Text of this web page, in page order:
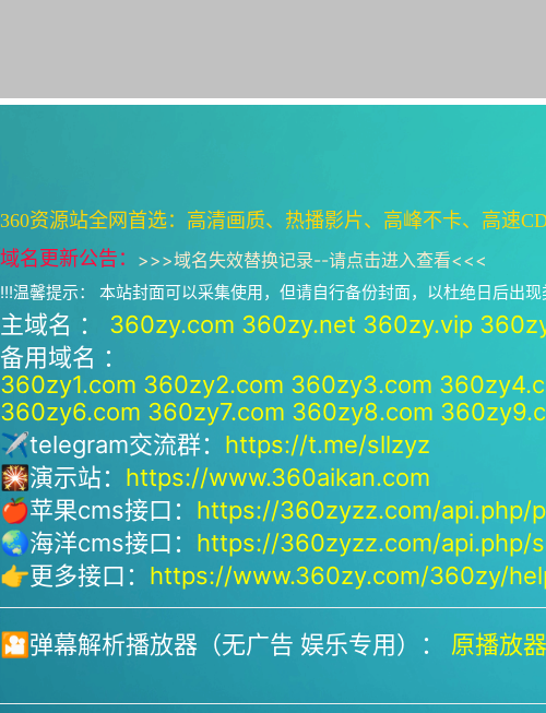
360资源站全网首选：高清画质、热播影片、高峰不卡、高速
域名更新公告： >>>域名失效替换记录--请点击进入查看<<<
!!!温馨提示： 本站封面可以采集使用，但请自行备份封面，以杜绝日后出现
主域名 ： 360zy.com 360zy.net 360zy.vip
备用域名 ：
360zy1.com 360zy2.com 360zy3.com
360zy6.com 360zy7.com 360zy8.com
✈telegram交流群： https://t.me/sllzyz
🎇演示站： https://www.360aikan.com
🍎苹果cms接口： https://360zyzz.com/api.php/
🌏海洋cms接口： https://360zyzz.com/api.php/
👉更多接口： https://www.360zy.com/360zy/
🎦弹幕解析播放器（无广告 娱乐专用）： 原播放